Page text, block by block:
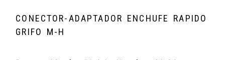
CONECTOR-ADAPTADOR ENCHUFE RAPIDO
GRIFO M-H